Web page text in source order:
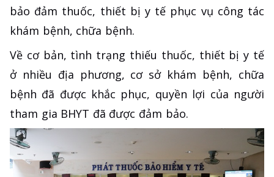
bảo đảm thuốc, thiết bị y tế phục vụ công tác
khám bệnh, chữa bệnh.
Về cơ bản, tình trạng thiếu thuốc, thiết bị y tế
ở nhiều địa phương, cơ sở khám bệnh, chữa
bệnh đã được khắc phục, quyền lợi của người
tham gia BHYT đã được đảm bảo.